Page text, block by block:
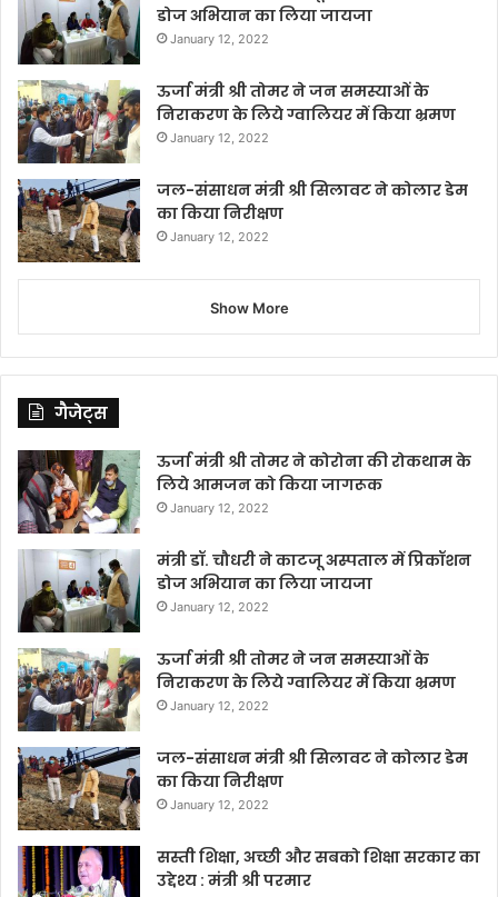
डोज अभियान का लिया जायजा
January 12, 2022
ऊर्जा मंत्री श्री तोमर ने जन समस्याओं के
निराकरण के लिये ग्वालियर में किया भ्रमण
January 12, 2022
जल-संसाधन मंत्री श्री सिलावट ने कोलार डेम
का किया निरीक्षण
January 12, 2022
Show More
गैजेट्स
ऊर्जा मंत्री श्री तोमर ने कोरोना की रोकथाम के
लिये आमजन को किया जागरूक
January 12, 2022
मंत्री डॉ. चौधरी ने काटजू अस्पताल में प्रिकॉशन
डोज अभियान का लिया जायजा
January 12, 2022
ऊर्जा मंत्री श्री तोमर ने जन समस्याओं के
निराकरण के लिये ग्वालियर में किया भ्रमण
January 12, 2022
जल-संसाधन मंत्री श्री सिलावट ने कोलार डेम
का किया निरीक्षण
January 12, 2022
सस्ती शिक्षा, अच्छी और सबको शिक्षा सरकार का
उद्देश्य : मंत्री श्री परमार